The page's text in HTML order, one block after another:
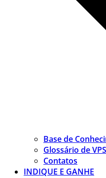
Base de
Glossário de VPS
Contatos
INDIQUE E GANHE